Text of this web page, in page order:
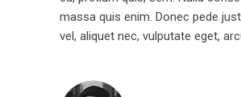
massa quis enim. Donec pede
vel, aliquet nec, vulputate eget,